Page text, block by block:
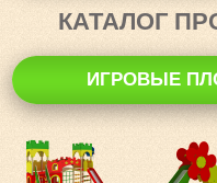
КАТАЛОГ
ИГРОВЫЕ